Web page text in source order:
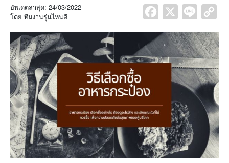
อัพเดตล่าสุด:24/03/2022
โดย ทีมงานรุ่นไหนดี Facebook Line